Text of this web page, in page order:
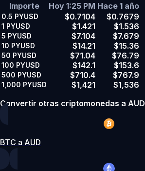
Importe
Hoy 1:25 PM Hace 1 año
0.5 PYUSD $0.7104 $0.7679
1 PYUSD $1.421 $1.536
5 PYUSD $7.104 $7.679
10 PYUSD $14.21 $15.36
50 PYUSD $71.04 $76.79
100 PYUSD $142.1 $153.6
500 PYUSD $710.4 $767.9
1,000 PYUSD $1,421
$1,536
Convertir otras criptomonedas a AUD
BTC a AUD